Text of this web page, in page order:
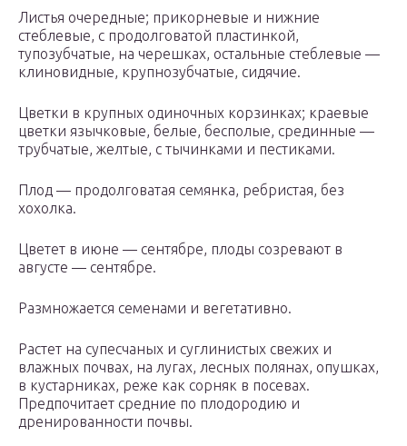
Листья очередные; прикорневые и нижние
стеблевые, с продолговатой пластинкой,
тупозубчатые, на черешках, остальные стеблевые —
клиновидные, крупнозубчатые, сидячие.
Цветки в крупных одиночных корзинках; краевые
цветки язычковые, белые, бесполые, срединные —
трубчатые, желтые, с тычинками и пестиками.
Плод — продолговатая семянка, ребристая, без
хохолка.
Цветет в июне — сентябре, плоды созревают в
августе — сентябре.
Размножается семенами и вегетативно.
Растет на супесчаных и суглинистых свежих и
влажных почвах, на лугах, лесных полянах, опушках,
в кустарниках, реже как сорняк в посевах.
Предпочитает средние по плодородию и
дренированности почвы.